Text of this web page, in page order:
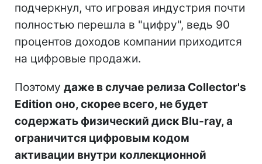
подчеркнул, что игровая индустрия почти
полностью перешла в "цифру", ведь 90
процентов доходов компании приходится
на цифровые продажи.
Поэтому даже в случае релиза Collector's
Edition оно, скорее всего, не будет
содержать физический диск Blu-ray, а
ограничится цифровым кодом
активации внутри коллекционной